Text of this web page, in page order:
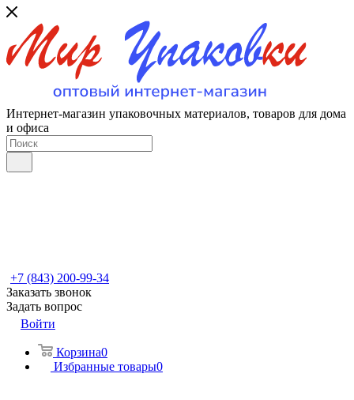
Интернет-магазин упаковочных материалов, товаров для дома
и офиса
+7 (843) 200-99-34
Заказать звонок
Задать вопрос
Войти
Корзина0
Избранные товары0